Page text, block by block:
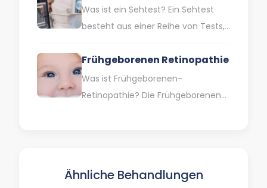
gekennzeichnet ist, dass man
bestimmte Farben oder…
Was ist ein Sehtest? Ein Sehtest
besteht aus einer Reihe von Tests,
Sehvermögen untersucht…
Frühgeborenen Retinopathie
Was ist Frühgeborenen-
Retinopathie? Die Frühgeborenen-
Geburtsgewicht…
Ähnliche Behandlungen